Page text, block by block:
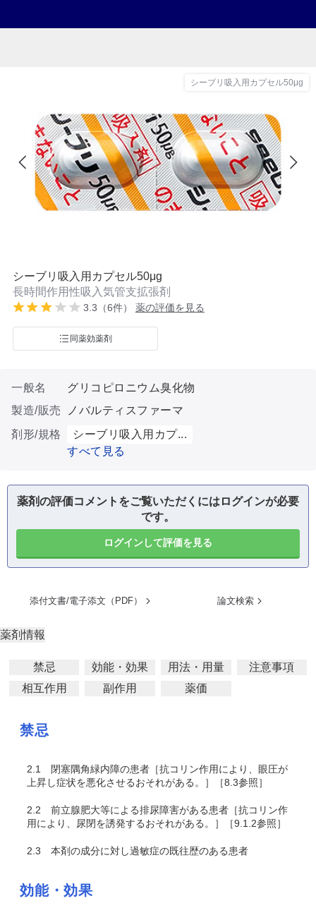
シーブリ吸入用カプセル50μg
シーブリ吸入用カプセル50μg
長時間作用性吸入気管支拡張剤
3.3（6件） 薬の評価を見る
同薬効薬剤
一般名
グリコピロニウム臭化物
製造/販売
ノバルティスファーマ
剤形/規格
シーブリ吸入用カプ...
すべて見る
薬剤の評価コメントをご覧いただくにはログインが必要
です。
ログインして評価を見る
添付文書/電子添文（PDF） 論文検索
薬剤情報
禁忌 効能・効果 用法・用量
注意事項
相互作用
副作用 薬価
禁忌
2.1
閉塞隅角緑内障の患者［抗コリン作用により、眼圧が
上昇し症状を悪化させるおそれがある。］［8.3参照］
2.2 前立腺肥大等による排尿障害がある患者［抗コリン作
用により、尿閉を誘発するおそれがある。］［9.1.2参照］
2.3 本剤の成分に対し過敏症の既往歴のある患者
効能・効果